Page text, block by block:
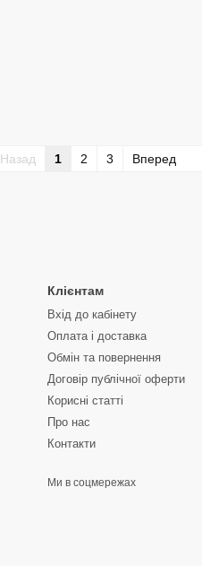
Назад 1 2 3 Вперед
Клієнтам
Вхід до кабінету
Оплата і доставка
Обмін та повернення
Договір публічної оферти
Корисні статті
Про нас
Контакти
Ми в соцмережах